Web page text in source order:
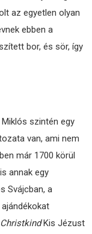
az egyetlen olyan
ebben a
bor, és sör, így
szintén egy
van, ami nem
már 1700 körül
annak egy
Svájcban, a
ChristkindKis Jézust